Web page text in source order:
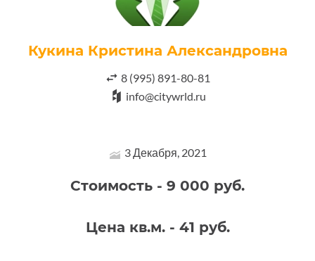
Кукина Кристина Александровна
8 (995) 891-80-81
info@citywrld.ru
3 Декабря, 2021
Стоимость - 9 000 руб.
Цена кв.м. - 41 руб.